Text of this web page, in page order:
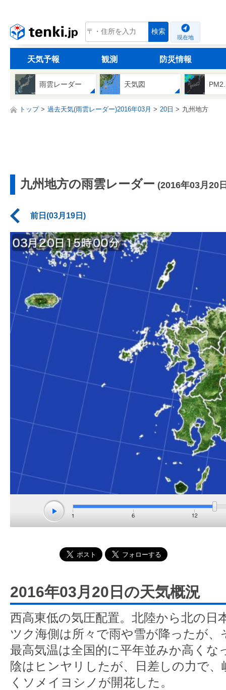
tenki.jp 検索
現在地
天気予報 観測 防災情報
雨雲レーダー 天気図
トップ 過去天気(雨雲レーダー)2016年03月 20日 九州地方
九州地方の雨雲レーダー (2016年03月20
前日(03月19日)
2016年03月20日の天気概況
西高東低の気圧配置。北陸から北の日
ツク海側は所々で雨や雪が降ったが
最高気温は全国的に平年並みか高くな
陰はヒンヤリしたが、日差しの力で
くソメイヨシノが開花した。